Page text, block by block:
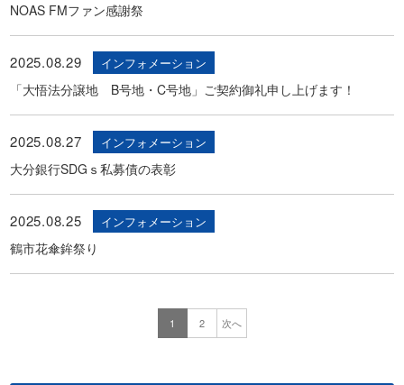
NOAS FMファン感謝祭
2025.08.29 インフォメーション
「大悟法分譲地 B号地・C号地」ご契約御礼申し上げます！
2025.08.27 インフォメーション
大分銀行SDGｓ私募債の表彰
2025.08.25 インフォメーション
鶴市花傘鉾祭り
1 2 次へ